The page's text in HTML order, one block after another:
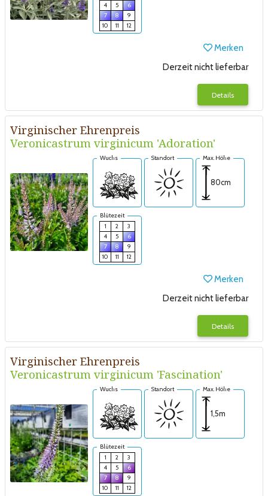
4
5
6
7
8
9
10
11 12
Merken
Derzeit nicht lieferbar
Details
Virginischer Ehrenpreis
Veronicastrum virginicum 'Adoration'
Wuchs Standort Max. Höhe
80cm
Blütezeit
1
2
3
4
5
6
7
8
9
10
11 12
Merken
Derzeit nicht lieferbar
Details
Virginischer Ehrenpreis
Veronicastrum virginicum 'Fascination'
Wuchs Standort Max. Höhe
1,5m
Blütezeit
1
2
3
4
5
6
7
8
9
10
11 12